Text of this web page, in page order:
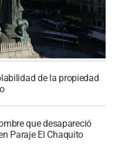
de la propiedad
que desapareció
Paraje El Chaquito